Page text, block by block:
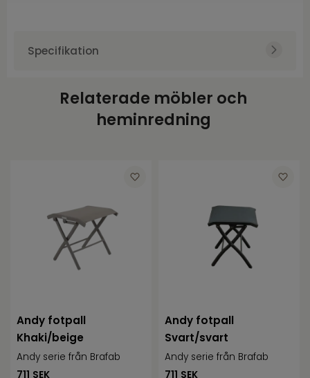
Specifikation
Varumärke
Brafab
Vit
Relaterade möbler och
heminredning
Andy fotpall
Khaki/beige
Andy serie från Brafab
711 SEK
Andy fotpall
Svart/svart
Andy serie från Brafab
711 SEK